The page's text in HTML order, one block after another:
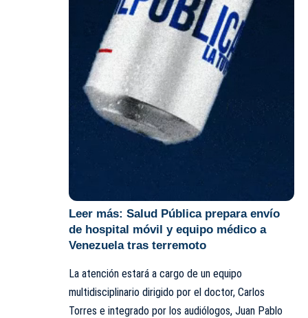
Leer más: Salud Pública prepara envío
de hospital móvil y equipo médico a
Venezuela tras terremoto
La atención estará a cargo de un equipo
multidisciplinario dirigido por el doctor, Carlos
Torres e integrado por los audiólogos, Juan Pablo